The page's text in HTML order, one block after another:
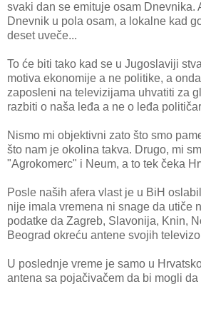
svaki dan se emituje osam Dnevnika.
Dnevnik u pola osam, a lokalne kad
deset uveče...
To će biti tako kad se u Jugoslaviji
motiva ekonomije a ne politike, a
zaposleni na televizijama uhvatiti za
razbiti o naša leđa a ne o leđa
Nismo mi objektivni zato što smo
što nam je okolina takva. Drugo, mi
"Agrokomerc" i Neum, a to tek čeka
Posle naših afera vlast je u BiH
nije imala vremena ni snage da utiče
podatke da Zagreb, Slavonija, Knin,
Beograd okreću antene svojih
U poslednje vreme je samo u
antena sa pojačivačem da bi mogli da